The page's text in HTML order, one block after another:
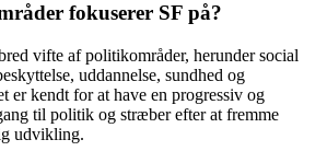
fokuserer SF på?
vifte af politikområder, herunder social
uddannelse, sundhed og
er kendt for at have en progressiv og
til politik og stræber efter at fremme
udvikling.